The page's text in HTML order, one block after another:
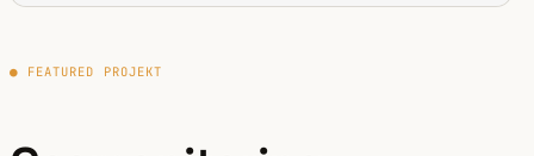
● FEATURED PROJEKT